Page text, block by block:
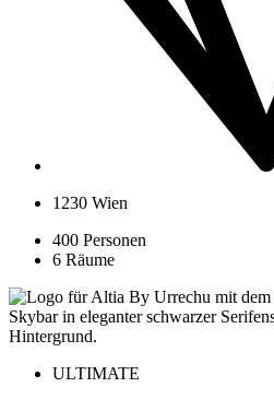
1230 Wien
400 Personen
6 Räume
ULTIMATE